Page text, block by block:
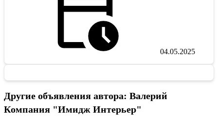
04.05.2025
Другие объявления автора: Валерий
Компания "Имидж Интерьер"